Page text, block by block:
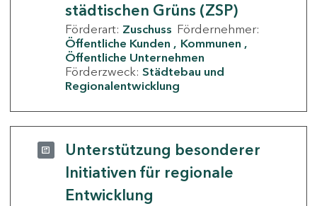
städtischen Grüns (ZSP)
Förderart: Zuschuss Fördernehmer:
Öffentliche Kunden
Kommunen
Öffentliche Unternehmen
Förderzweck: Städtebau und
Regionalentwicklung
Unterstützung besonderer
Initiativen für regionale
Entwicklung